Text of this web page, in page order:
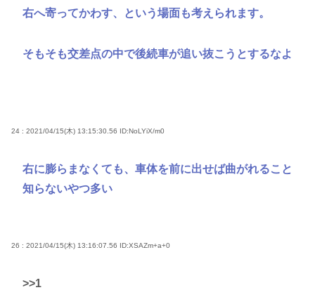
右へ寄ってかわす、という場面も考えられます。
そもそも交差点の中で後続車が追い抜こうとするなよ
24 : 2021/04/15(木) 13:15:30.56 ID:NoLYiX/m0
右に膨らまなくても、車体を前に出せば曲がれること
知らないやつ多い
26 : 2021/04/15(木) 13:16:07.56 ID:XSAZm+a+0
>>1